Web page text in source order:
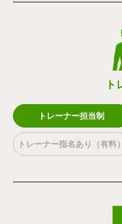
ト
トレーナー担当制
トレーナー指名あり（有料）